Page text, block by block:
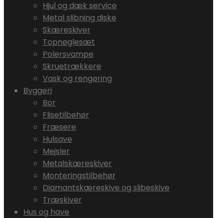
Hjul og dæk service
Metal slibning diske
Skæreskiver
Topnøglesæt
Polersvampe
Skruetrækkere
Vask og rengøring
Byggeri
Bor
Flisetilbehør
Fræsere
Hulsave
Mejsler
Metalskæreskiver
Monteringstilbehør
Diamantskæreskive og slibeskive
Træskiver
Hus og have